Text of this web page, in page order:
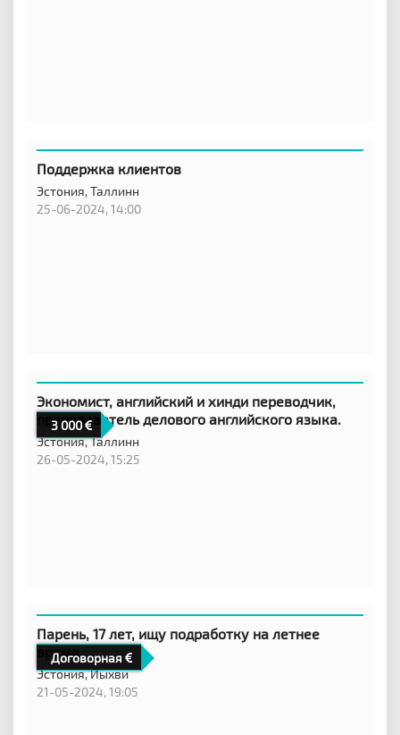
Поддержка клиентов
Эстония,Таллинн
25-06-2024, 14:00
3 000
Экономист, английский и хинди переводчик,
преподаватель делового английского языка.
Эстония,Таллинн
26-05-2024, 15:25
Договорная
Парень, 17 лет, ищу подработку на летнее
время
Эстония,Йыхви
21-05-2024, 19:05